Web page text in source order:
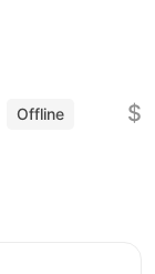
Offline
$